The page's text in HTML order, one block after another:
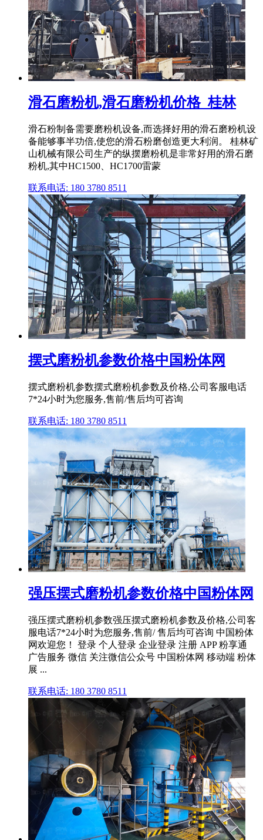
滑石磨粉机,滑石磨粉机价格_桂林
滑石粉制备需要磨粉机设备,而选择好用的滑石磨粉机设
备能够事半功倍,使您的滑石粉磨创造更大利润。 桂林矿
山机械有限公司生产的纵摆磨粉机是非常好用的滑石磨
粉机,其中HC1500、HC1700雷蒙
联系电话: 180 3780 8511
摆式磨粉机参数价格中国粉体网
摆式磨粉机参数摆式磨粉机参数及价格,公司客服电话
7*24小时为您服务,售前/售后均可咨询
联系电话: 180 3780 8511
强压摆式磨粉机参数价格中国粉体网
强压摆式磨粉机参数强压摆式磨粉机参数及价格,公司客
服电话7*24小时为您服务,售前/ 售后均可咨询 中国粉体
网欢迎您！ 登录 个人登录 企业登录 注册 APP 粉享通
广告服务 微信 关注微信公众号 中国粉体网 移动端 粉体
展 ...
联系电话: 180 3780 8511